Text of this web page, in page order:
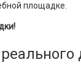
площадке.